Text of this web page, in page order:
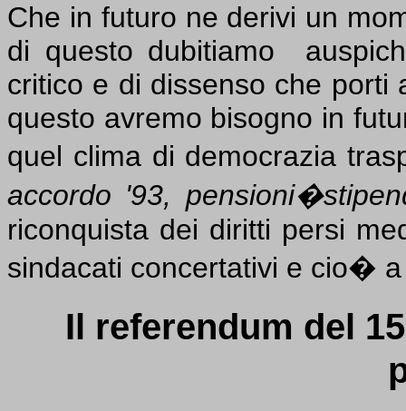
Che in futuro ne derivi un
di questo dubitiamo
critico e di dissenso che porti
questo avremo bisogno in
quel clima di democrazia
accordo '93,
riconquista dei diritti persi
sindacati concertativi e cio�
Il referendum del